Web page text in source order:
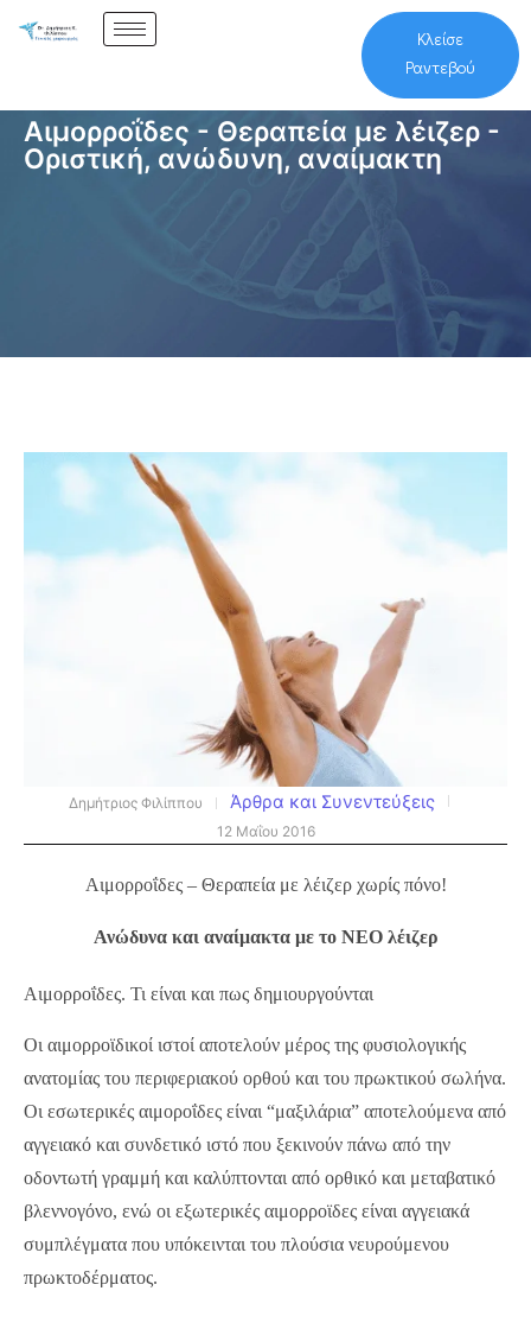
Κλείσε
Ραντεβού
Αιμορροΐδες - Θεραπεία με λέιζερ -
Οριστική, ανώδυνη, αναίμακτη
Δημήτριος Φιλίππου Άρθρα και Συνεντεύξεις
12 Μαΐου 2016
Αιμορροΐδες – Θεραπεία με λέιζερ χωρίς πόνο!
Ανώδυνα και αναίμακτα με το ΝΕΟ λέιζερ
Αιμορροΐδες. Τι είναι και πως δημιουργούνται
Οι αιμορροϊδικοί ιστοί αποτελούν μέρος της φυσιολογικής
ανατομίας του περιφεριακού ορθού και του πρωκτικού σωλήνα.
Οι εσωτερικές αιμοροΐδες είναι “μαξιλάρια” αποτελούμενα από
αγγειακό και συνδετικό ιστό που ξεκινούν πάνω από την
οδοντωτή γραμμή και καλύπτονται από ορθικό και μεταβατικό
βλεννογόνο, ενώ οι εξωτερικές αιμορροϊδες είναι αγγειακά
συμπλέγματα που υπόκεινται του πλούσια νευρούμενου
πρωκτοδέρματος.